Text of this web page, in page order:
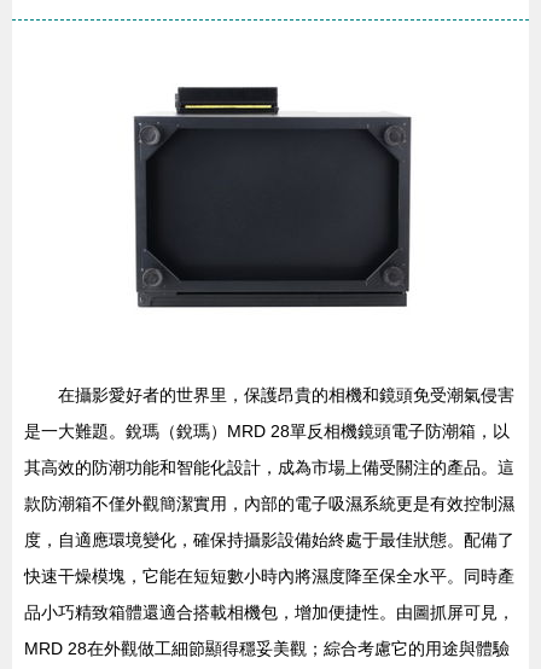
在攝影愛好者的世界里，保護昂貴的相機和鏡頭免受潮氣侵害
是一大難題。銳瑪（銳瑪）MRD 28單反相機鏡頭電子防潮箱，以
其高效的防潮功能和智能化設計，成為市場上備受關注的產品。這
款防潮箱不僅外觀簡潔實用，內部的電子吸濕系統更是有效控制濕
度，自適應環境變化，確保持攝影設備始終處于最佳狀態。配備了
快速干燥模塊，它能在短短數小時內將濕度降至保全水平。同時產
品小巧精致箱體還適合搭載相機包，增加便捷性。由圖抓屏可見，
MRD 28在外觀做工細節顯得穩妥美觀；綜合考慮它的用途與體驗